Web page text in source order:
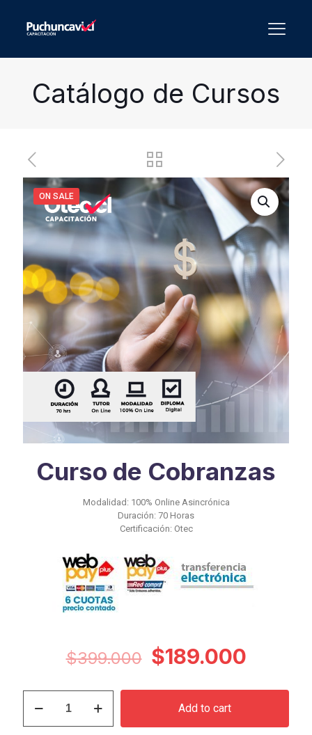
Catálogo de Cursos
ON SALE
Curso de Cobranzas
Modalidad: 100% Online Asincrónica
Duración: 70 Horas
Certificación: Otec
$399.000 Original
was:
$399.000.
$189.000
is:
Add to cart